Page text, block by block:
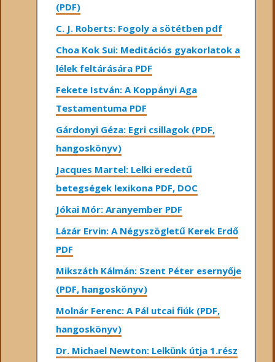
(PDF)
C. J. Roberts: Fogoly a sötétben pdf
Choa Kok Sui: Meditációs gyakorlatok a
lélek feltárására PDF
Fekete István: A Koppányi Aga
Testamentuma PDF
Gárdonyi Géza: Egri csillagok (PDF,
hangoskönyv)
Jacques Martel: Lelki eredetű
betegségek lexikona PDF, DOC
Jókai Mór: Aranyember PDF
Lázár Ervin: A Négyszögletű Kerek Erdő
PDF
Mikszáth Kálmán: Szent Péter esernyője
(PDF, hangoskönyv)
Molnár Ferenc: A Pál utcai fiúk (PDF,
hangoskönyv)
Dr. Michael Newton: Lelkünk útja 1.rész